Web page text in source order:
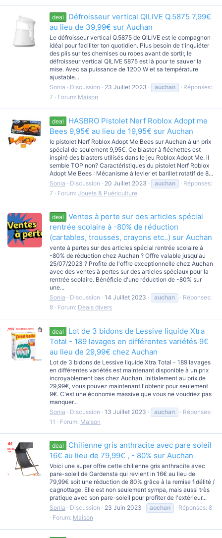
deal
Défroisseur vertical QILIVE Q.5875 7,99€
au lieu de 39,99€ sur Auchan
Le défroisseur vertical Q.5875 de QILIVE est le compagnon
idéal pour faciliter ton quotidien. Plus besoin de t'inquiéter
des plis sur tes chemises ou robes avant de sortir, le
défroisseur vertical QILIVE 5875 est là pour te sauver la
mise. Avec sa puissance de 1200 W et sa température
ajustable...
Sonia
Discussion 23 Juillet 2023 auchan
Réponses:
7
Forum: Maison
deal
HASBRO Pistolet Nerf Roblox Adopt me
Bees 9,95€ au lieu de 19,95€ sur Auchan
le pistolet Nerf Roblox Adopt Me Bees sur Auchan à un prix
spécial de seulement 9,95€. Ce blaster à fléchettes est
inspiré des blasters utilisés dans le jeu Roblox Adopt Me. il
semble TOP non? Caractéristiques du pistolet Nerf Roblox
Adopt Me Bees : Mécanisme à levier et barillet rotatif de 8...
Sonia
Discussion 20 Juillet 2023 auchan
Réponses:
7
Forum: Jouets & Puériculture
deal
Ventes à perte sur des articles spécial
rentrée scolaire à -80% de réduction
(cartables, trousses, crayons etc..) sur Auchan
vente à pertes sur des articles spécial rentrée scolaire à
-80% de réduction chez Auchan ? Offre valable jusqu'au
25/07/2023 ? Profite de l'offre exceptionnelle chez Auchan
avec des ventes à pertes sur des articles spéciaux pour la
rentrée scolaire. Bénéficie d'une réduction de -80% sur
une...
Sonia
Discussion 14 Juillet 2023 auchan
Réponses:
8
Forum: Deals divers
deal
Lot de 3 bidons de Lessive liquide Xtra
Total - 189 lavages en différentes variétés 9€
au lieu de 29,99€ chez Auchan
Lot de 3 bidons de Lessive liquide Xtra Total - 189 lavages
en différentes variétés est maintenant disponible à un prix
incroyablement bas chez Auchan. Initialement au prix de
29,99€, vous pouvez maintenant l'obtenir pour seulement
9€. C'est une économie massive que vous ne voudriez pas
manquer...
Sonia
Discussion 13 Juillet 2023 auchan
Réponses:
11
Forum: Maison
deal
Chilienne gris anthracite avec pare soleil
16€ au lieu de 79,99€ , - 80% sur Auchan
Voici une super offre cette chilienne gris anthracite avec
pare-soleil de Gardensta qui revient in 16€ au lieu de
79,99€ soit une réduction de 80% grâce à la remise fidélité /
cagnottage. Elle est non seulement sympa, mais aussi très
pratique avec son pare-soleil pour profiter de l'extérieur...
Sonia
Discussion 23 Juin 2023 auchan
Réponses: 8
Forum: Maison